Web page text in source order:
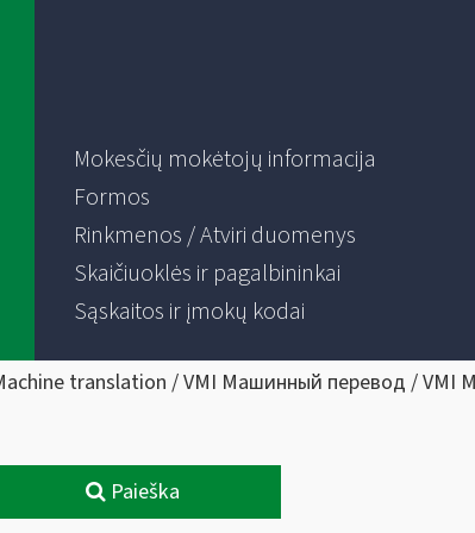
Mokesčių mokėtojų informacija
Formos
Rinkmenos / Atviri duomenys
Skaičiuoklės ir pagalbininkai
Sąskaitos ir įmokų kodai
translation / VMI Машинный перевод / VMI
Paieška